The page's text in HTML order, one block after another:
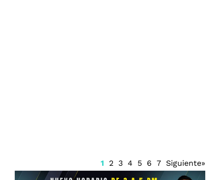
1 2 3 4 5 6 7 Siguiente»